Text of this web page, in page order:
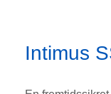
Intimus